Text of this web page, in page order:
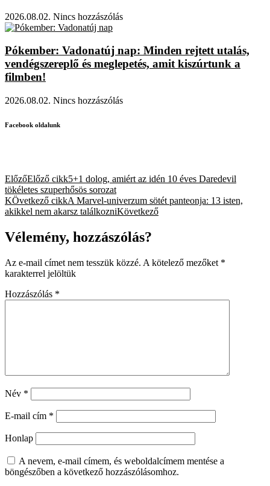
2026.08.02. Nincs hozzászólás
Pókember: Vadonatúj nap: Minden rejtett utalás,
vendégszereplő és meglepetés, amit kiszúrtunk a
filmben!
2026.08.02. Nincs hozzászólás
Facebook oldalunk
ElőzőElőző cikk5+1 dolog, amiért az idén 10 éves Daredevil
tökéletes szuperhősös sorozat
KÖvetkező cikkA Marvel-univerzum sötét panteonja: 13 isten,
akikkel nem akarsz találkozniKövetkező
Vélemény, hozzászólás?
Az e-mail címet nem tesszük közzé. A kötelező mezőket *
karakterrel jelöltük
Hozzászólás *
Név *
E-mail cím *
Honlap
A nevem, e-mail címem, és weboldalcímem mentése a
böngészőben a következő hozzászólásomhoz.